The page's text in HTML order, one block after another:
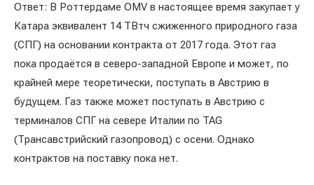
Ответ: В Роттердаме OMV в настоящее время закупает у
Катара эквивалент 14 ТВтч сжиженного природного газа
(СПГ) на основании контракта от 2017 года. Этот газ
пока продаётся в северо-западной Европе и может, по
крайней мере теоретически, поступать в Австрию в
будущем. Газ также может поступать в Австрию с
терминалов СПГ на севере Италии по TAG
(Трансавстрийский газопровод) с осени. Однако
контрактов на поставку пока нет.